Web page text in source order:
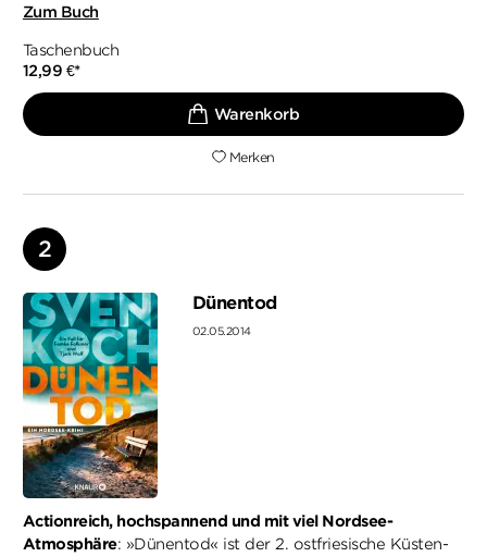
Zum Buch
Taschenbuch
12,99 €*
Merken
Dünentod
02.05.2014
Actionreich, hochspannend und mit viel Nordsee-
Atmosphäre: »Dünentod« ist der 2. ostfriesische Küsten-